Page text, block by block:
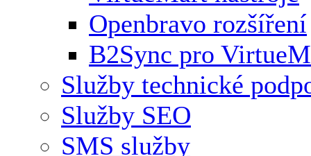
Openbravo rozšíření
B2Sync pro
Služby technické
Služby SEO
SMS služby